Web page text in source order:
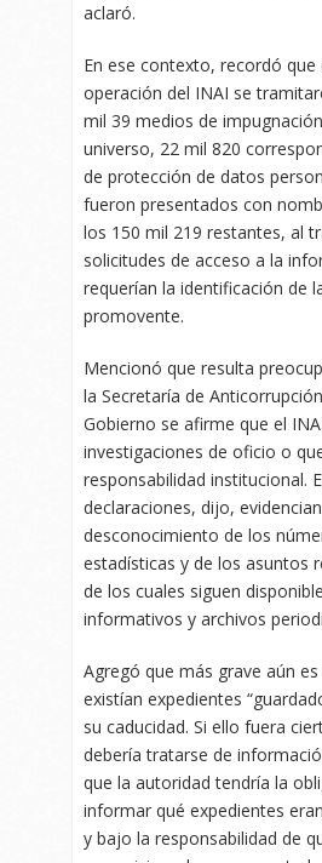
aclaró.
En ese contexto, recordó que
operación del INAI se
mil 39 medios de
universo, 22 mil 820
de protección de datos
fueron presentados con
los 150 mil 219 restantes, al
solicitudes de acceso a la
requerían la identificación de
promovente.
Mencionó que resulta
la Secretaría de
Gobierno se afirme que el
investigaciones de oficio o
responsabilidad institucional.
declaraciones, dijo, evidencian
desconocimiento de los
estadísticas y de los asuntos
de los cuales siguen
informativos y archivos
Agregó que más grave aún
existían expedientes
su caducidad. Si ello fuera
debería tratarse de
que la autoridad tendría la
informar qué expedientes
y bajo la responsabilidad de